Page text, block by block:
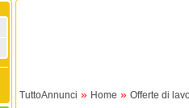
TuttoAnnunci » Home » Offerte di